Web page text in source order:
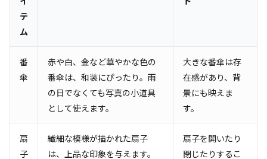
テ
ム
番
傘
赤や白、金など華やかな色の
番傘は、和装にぴったり。雨
の日でなくても写真の小道具
として使えます。
大きな番傘は存
在感があり、背
景にも映えま
す。
扇
子
繊細な模様が描かれた扇子
は、上品な印象を与えます。
扇子を開いたり
閉じたりするこ